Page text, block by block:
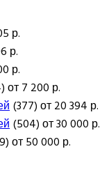
р.
р.
р.
от 7 200 р.
(377) от 20 394 р.
(504) от 30 000 р.
от 50 000 р.